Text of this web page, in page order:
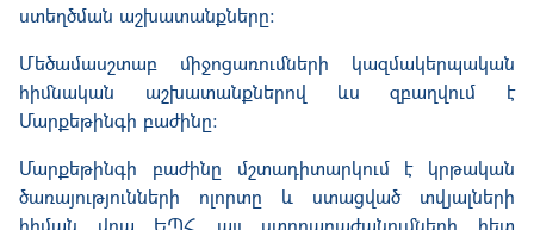
ստեղծման աշխատանքները:
Մեծամասշտաբ միջոցառումների կազմակերպական
հիմնական աշխատանքներով ևս զբաղվում է
Մարքեթինգի բաժինը:
Մարքեթինգի բաժինը մշտադիտարկում է կրթական
ծառայությունների ոլորտը և ստացված տվյալների
հիման վրա ԵՊՀ այլ ստորաբաժանումների հետ